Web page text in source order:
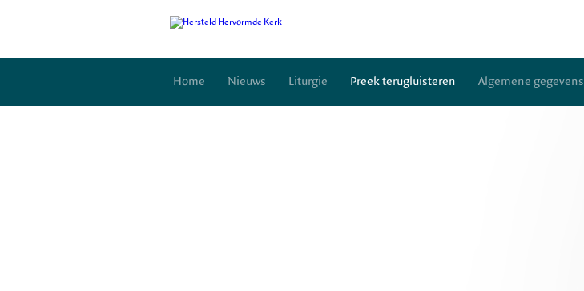
Home Nieuws Liturgie Preek terugluisteren Algemene gegevens